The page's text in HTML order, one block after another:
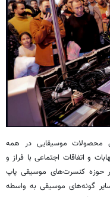
محصولات موسیقایی در همه
و اتفاقات اجتماعی با فراز و
حوزه کنسرت‌های موسیقی پاپ
گونه‌های موسیقی به واسطه